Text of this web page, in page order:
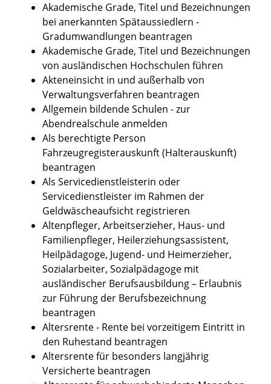
Akademische Grade, Titel und Bezeichnungen
bei anerkannten Spätaussiedlern -
Gradumwandlungen beantragen
Akademische Grade, Titel und Bezeichnungen
von ausländischen Hochschulen führen
Akteneinsicht in und außerhalb von
Verwaltungsverfahren beantragen
Allgemein bildende Schulen - zur
Abendrealschule anmelden
Als berechtigte Person
Fahrzeugregisterauskunft (Halterauskunft)
beantragen
Als Servicedienstleisterin oder
Servicedienstleister im Rahmen der
Geldwäscheaufsicht registrieren
Altenpfleger, Arbeitserzieher, Haus- und
Familienpfleger, Heilerziehungsassistent,
Heilpädagoge, Jugend- und Heimerzieher,
Sozialarbeiter, Sozialpädagoge mit
ausländischer Berufsausbildung – Erlaubnis
zur Führung der Berufsbezeichnung
beantragen
Altersrente - Rente bei vorzeitigem Eintritt in
den Ruhestand beantragen
Altersrente für besonders langjährig
Versicherte beantragen